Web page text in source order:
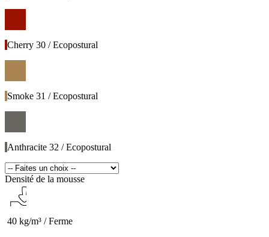
Cherry 30 / Ecopostural
Smoke 31 / Ecopostural
Anthracite 32 / Ecopostural
Densité de la mousse
40 kg/m³ / Ferme